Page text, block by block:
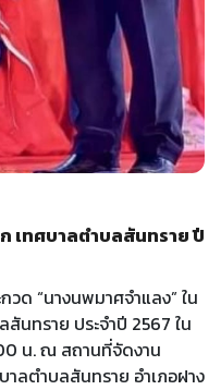
เทศบาลตำบลสันทราย ปี
ด “นางนพมาศจำแลง” ใน
นทราย ประจำปี 2567 ใน
น. ณ สถานที่จัดงาน
าลตำบลสันทราย อำเภอฝาง